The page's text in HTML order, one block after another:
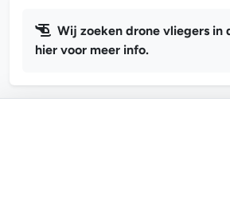
Wij zoeken drone vliegers in
hier voor meer info.